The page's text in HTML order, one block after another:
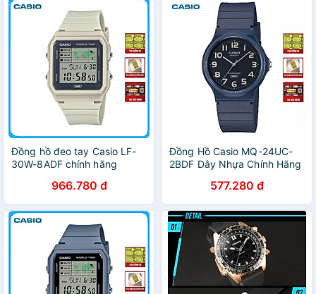
Đồng hồ đeo tay Casio LF-
30W-8ADF chính hãng
966.780 đ
Đồng Hồ Casio MQ-24UC-
2BDF Dây Nhựa Chính Hãng
577.280 đ